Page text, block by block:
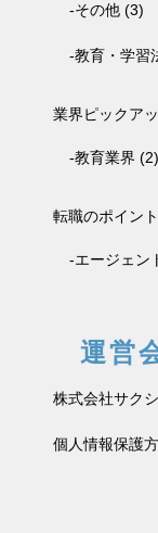
その他 (3)
教育・学習
業界ピックア
教育業界 (2)
転職のポイント
エージェン
運営
株式会社サク
個人情報保護